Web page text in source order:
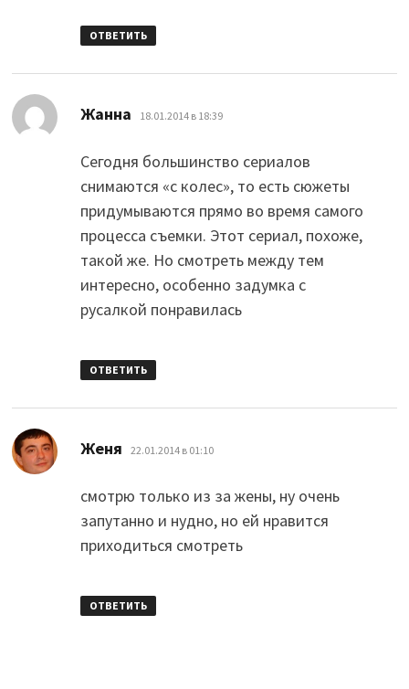
ОТВЕТИТЬ
Жанна 18.01.2014 в 18:39
Сегодня большинство сериалов
снимаются «с колес», то есть сюжеты
придумываются прямо во время самого
процесса съемки. Этот сериал, похоже,
такой же. Но смотреть между тем
интересно, особенно задумка с
русалкой понравилась
ОТВЕТИТЬ
Женя 22.01.2014 в 01:10
смотрю только из за жены, ну очень
запутанно и нудно, но ей нравится
приходиться смотреть
ОТВЕТИТЬ